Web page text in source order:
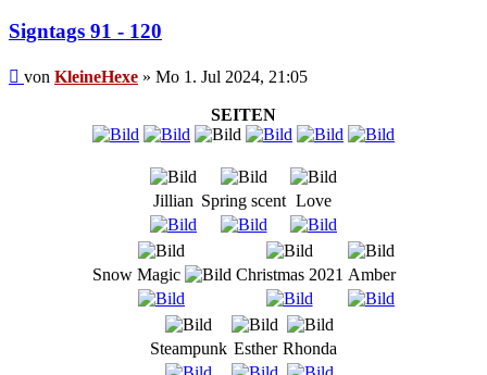
Signtags 91 - 120
Beitrag
von KleineHexe » Mo 1. Jul 2024, 21:05
SEITEN
Jillian Spring scent Love
Snow Magic Christmas 2021 Amber
Steampunk Esther Rhonda